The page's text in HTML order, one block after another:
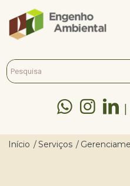
  
Início /Serviços /